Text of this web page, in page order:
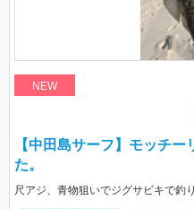
NEW
【中田島サーフ】モッチ
た。